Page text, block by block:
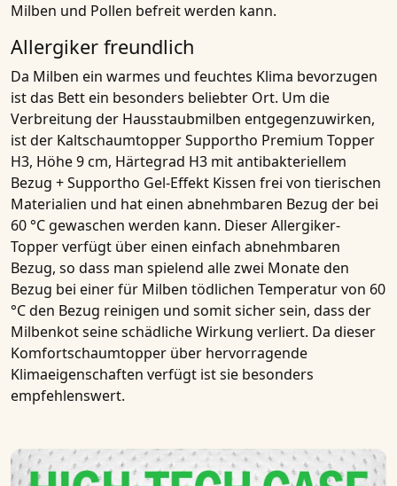
Milben und Pollen befreit werden kann.
Allergiker freundlich
Da Milben ein warmes und feuchtes Klima bevorzugen
ist das Bett ein besonders beliebter Ort. Um die
Verbreitung der Hausstaubmilben entgegenzuwirken,
ist der Kaltschaumtopper Supportho Premium Topper
H3, Höhe 9 cm, Härtegrad H3 mit antibakteriellem
Bezug + Supportho Gel-Effekt Kissen frei von tierischen
Materialien und hat einen abnehmbaren Bezug der bei
60 °C gewaschen werden kann. DieserAllergiker-
Topperverfügt über einen einfach abnehmbaren
Bezug, so dass man spielend alle zwei Monate den
Bezug bei einer für Milben tödlichen Temperatur von 60
°C den Bezug reinigen und somit sicher sein, dass der
Milbenkot seine schädliche Wirkung verliert. Da dieser
Komfortschaumtopper über hervorragende
Klimaeigenschaften verfügt ist sie besonders
empfehlenswert.